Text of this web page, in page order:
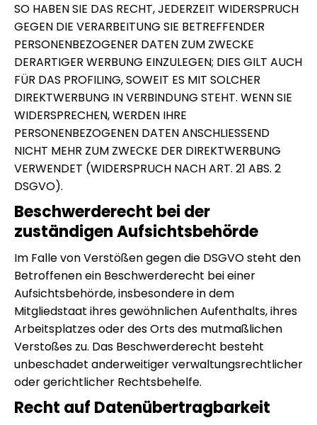
SO HABEN SIE DAS RECHT, JEDERZEIT WIDERSPRUCH
GEGEN DIE VERARBEITUNG SIE BETREFFENDER
PERSONENBEZOGENER DATEN ZUM ZWECKE
DERARTIGER WERBUNG EINZULEGEN; DIES GILT AUCH
FÜR DAS PROFILING, SOWEIT ES MIT SOLCHER
DIREKTWERBUNG IN VERBINDUNG STEHT. WENN SIE
WIDERSPRECHEN, WERDEN IHRE
PERSONENBEZOGENEN DATEN ANSCHLIESSEND
NICHT MEHR ZUM ZWECKE DER DIREKTWERBUNG
VERWENDET (WIDERSPRUCH NACH ART. 21 ABS. 2
DSGVO).
Beschwerde­recht bei der
zuständigen Aufsichts­behörde
Im Falle von Verstößen gegen die DSGVO steht den
Betroffenen ein Beschwerderecht bei einer
Aufsichtsbehörde, insbesondere in dem
Mitgliedstaat ihres gewöhnlichen Aufenthalts, ihres
Arbeitsplatzes oder des Orts des mutmaßlichen
Verstoßes zu. Das Beschwerderecht besteht
unbeschadet anderweitiger verwaltungsrechtlicher
oder gerichtlicher Rechtsbehelfe.
Recht auf Daten­übertrag­barkeit